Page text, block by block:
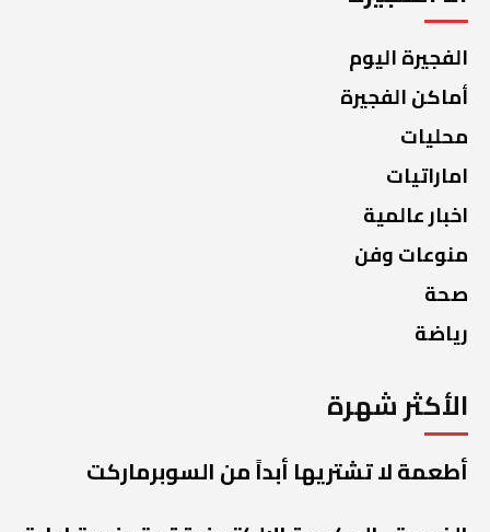
الفجيرة اليوم
أماكن الفجيرة
محليات
اماراتيات
اخبار عالمية
منوعات وفن
صحة
رياضة
الأكثر شهرة
أطعمة لا تشتريها أبداً من السوبرماركت